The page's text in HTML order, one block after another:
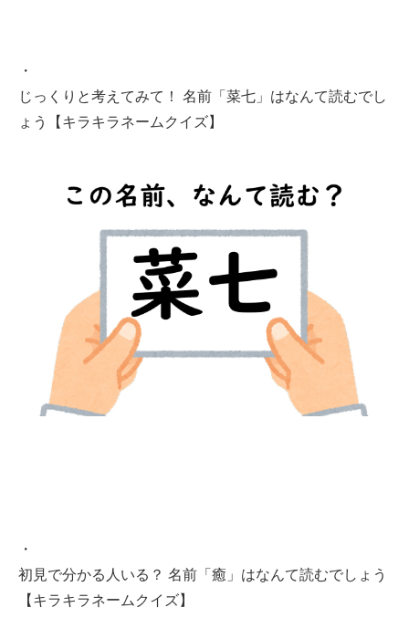
・
じっくりと考えてみて！ 名前「菜七」はなんて読むでし
ょう【キラキラネームクイズ】
・
初見で分かる人いる？ 名前「癒」はなんて読むでしょう
【キラキラネームクイズ】